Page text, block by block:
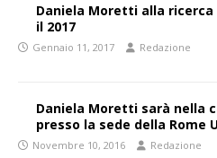
Daniela Moretti alla
il 2017
Gennaio 11, 2017 Redazione
Daniela Moretti sarà nella
presso la sede della Rome
Novembre 10, 2016 Redazione